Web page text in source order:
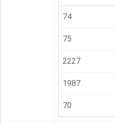
74
75
2227
1987
70